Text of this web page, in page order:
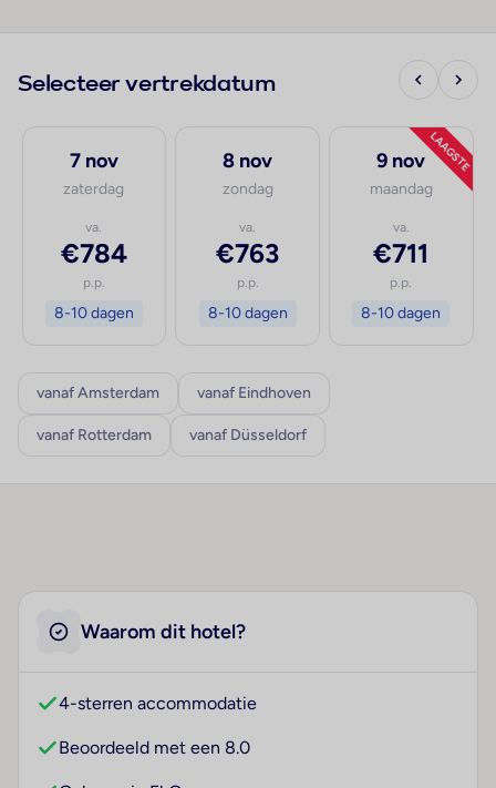
Selecteer vertrekdatum
7 nov
zaterdag
va.
€784
p.p.
8-10 dagen
8 nov
zondag
va.
€763
p.p.
8-10 dagen
LAAGSTE
9 nov
maandag
va.
€711
p.p.
8-10 dagen
vanaf Amsterdam vanaf Eindhoven
vanaf Rotterdam vanaf Düsseldorf
Waarom dit hotel?
4-sterren accommodatie
Beoordeeld met een 8.0